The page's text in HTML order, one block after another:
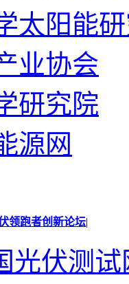
太阳能
业协会
研究院
源网
领跑者创新论坛|
光伏测试